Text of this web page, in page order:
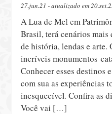
27.jun.21 - atualizado em
A Lua de Mel em
Brasil, terá cenários
de história, lendas e arte.
incríveis monumentos
Conhecer esses destinos
com sua as experiências
inesquecível. Confira as
Você vai […]